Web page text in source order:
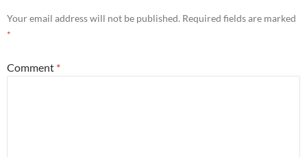
Your email address will not be published. Required fields are marked
*
Comment *